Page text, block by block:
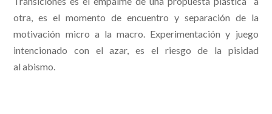
otra, es el momento de encuentro y separación de la
motivación micro a la macro. Experimentación y juego
intencionado con el azar, es el riesgo de la pisidad
al abismo.